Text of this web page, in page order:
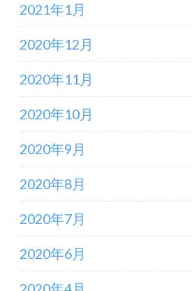
2021年1月
2020年12月
2020年11月
2020年10月
2020年9月
2020年8月
2020年7月
2020年6月